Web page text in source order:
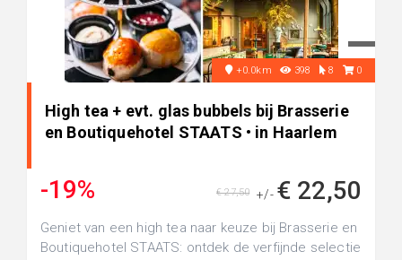
+0.0km 398 8 0
High tea + evt. glas bubbels bij Brasserie
en Boutiquehotel STAATS • in Haarlem
-19% +/- € 22,50
€ 27,50
Geniet van een high tea naar keuze bij Brasserie en
Boutiquehotel STAATS: ontdek de verfijnde selectie